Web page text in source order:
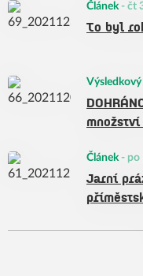
Článek- čt
To byl
Výsledkový
Článek- po
Jarní